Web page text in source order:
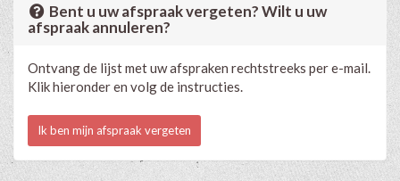
Bent u uw afspraak vergeten? Wilt u uw
afspraak annuleren?
Ontvang de lijst met uw afspraken rechtstreeks per e-mail.
Klik hieronder en volg de instructies.
Ik ben mijn afspraak vergeten